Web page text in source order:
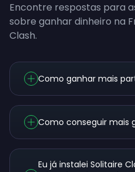
Encontre respostas para
sobre ganhar dinheiro na
Clash.
Como ganhar mais
Como conseguir mais
Eu já instalei Solitaire